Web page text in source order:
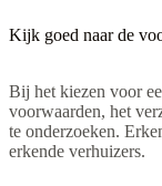
Kijk goed naar de
Bij het kiezen voor
voorwaarden, het
te onderzoeken.
erkende verhuizers.